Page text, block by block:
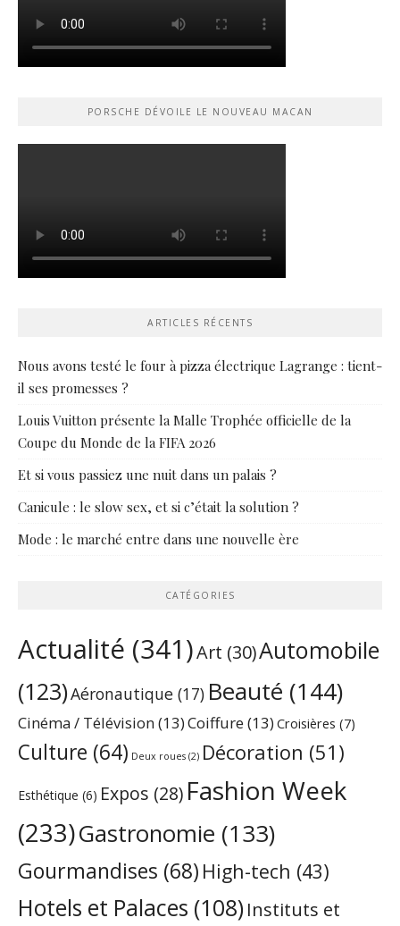
PORSCHE DÉVOILE LE NOUVEAU MACAN
ARTICLES RÉCENTS
Nous avons testé le four à pizza électrique Lagrange : tient-
il ses promesses ?
Louis Vuitton présente la Malle Trophée officielle de la
Coupe du Monde de la FIFA 2026
Et si vous passiez une nuit dans un palais ?
Canicule : le slow sex, et si c’était la solution ?
Mode : le marché entre dans une nouvelle ère
CATÉGORIES
Actualité (341)Art (30)Automobile
(123)Aéronautique (17) Beauté (144)
Cinéma / Télévision(13)Coiffure(13) Croisières (7)
Culture (64) Deux roues (2) Décoration (51)
Esthétique (6) Expos (28) Fashion Week
(233)Gastronomie (133)
Gourmandises (68) High-tech (43)
Hotels et Palaces (108) Instituts et